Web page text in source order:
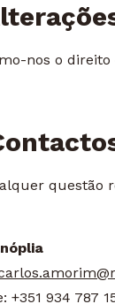
nos o
questão
+351 934 787